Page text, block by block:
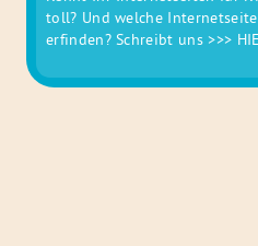
toll? Und welche
erfinden? Schreibt uns>>>